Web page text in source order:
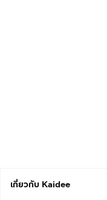
เกี่ยวกับ Kaidee